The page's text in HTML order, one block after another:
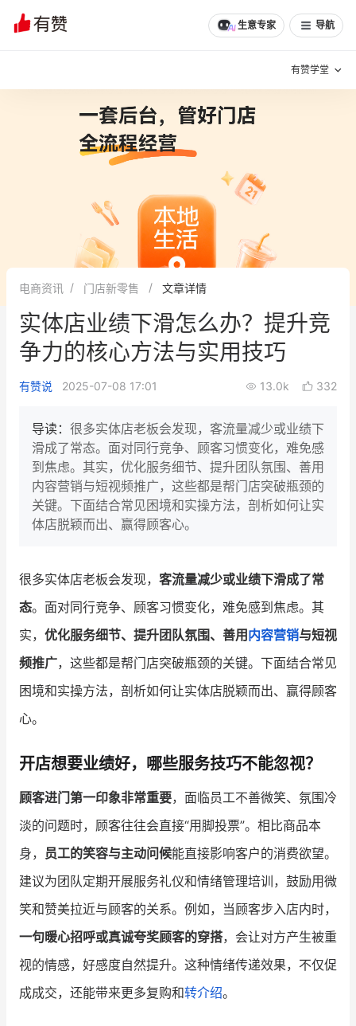
生意专家 导航
有赞学堂
增长方法
有赞专家说
新零售最佳实践
面对面聊增长
新零售大会 新零售茶会
增长产品指南
智库 产品场景库
产品更新动态 帮助中心
新零售资讯
培训课程
商家社区 社群交流
合作共进
认证服务商 设计服务商
有赞云 数据通服务
电商资讯 门店新零售 文章详情
实体店业绩下滑怎么办？提升竞
争力的核心方法与实用技巧
有赞说 2025-07-08 17:01 13.0k 332
导读： 很多实体店老板会发现，客流量减少或业绩下
滑成了常态。面对同行竞争、顾客习惯变化，难免感
到焦虑。其实，优化服务细节、提升团队氛围、善用
内容营销与短视频推广，这些都是帮门店突破瓶颈的
关键。下面结合常见困境和实操方法，剖析如何让实
体店脱颖而出、赢得顾客心。
很多实体店老板会发现， 客流量减少或业绩下滑成了常
态。面对同行竞争、顾客习惯变化，难免感到焦虑。其
实， 优化服务细节、提升团队氛围、善用 内容营销与短视
频推广，这些都是帮门店突破瓶颈的关键。下面结合常见
困境和实操方法，剖析如何让实体店脱颖而出、赢得顾客
心。
开店想要业绩好，哪些服务技巧不能忽视？
顾客进门第一印象非常重要，面临员工不善微笑、氛围冷
淡的问题时，顾客往往会直接“用脚投票”。相比商品本
身， 员工的笑容与主动问候能直接影响客户的消费欲望。
建议为团队定期开展服务礼仪和情绪管理培训，鼓励用微
笑和赞美拉近与顾客的关系。例如，当顾客步入店内时，
一句暖心招呼或真诚夸奖顾客的穿搭，会让对方产生被重
视的情感，好感度自然提升。这种情绪传递效果，不仅促
成成交，还能带来更多复购和转介绍。